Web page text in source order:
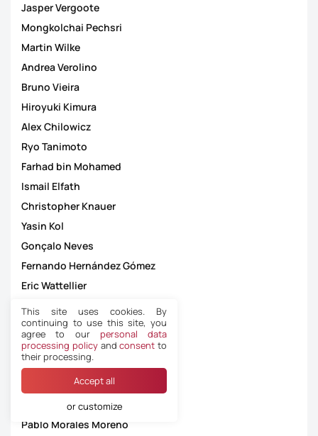
Jasper Vergoote
Mongkolchai Pechsri
Martin Wilke
Andrea Verolino
Bruno Vieira
Hiroyuki Kimura
Alex Chilowicz
Ryo Tanimoto
Farhad bin Mohamed
Ismail Elfath
Christopher Knauer
Yasin Kol
Gonçalo Neves
Fernando Hernández Gómez
Eric Wattellier
Tolga Sancak
Juxhin Xhaja
Javier Alberola Rojas
José Cabero
José Luis Guzmán Mansilla
Pablo Morales Moreno
This site uses cookies. By
continuing to use this site, you
agree to our personal data
processing policyandconsent to
their processing.
Accept all
or customize